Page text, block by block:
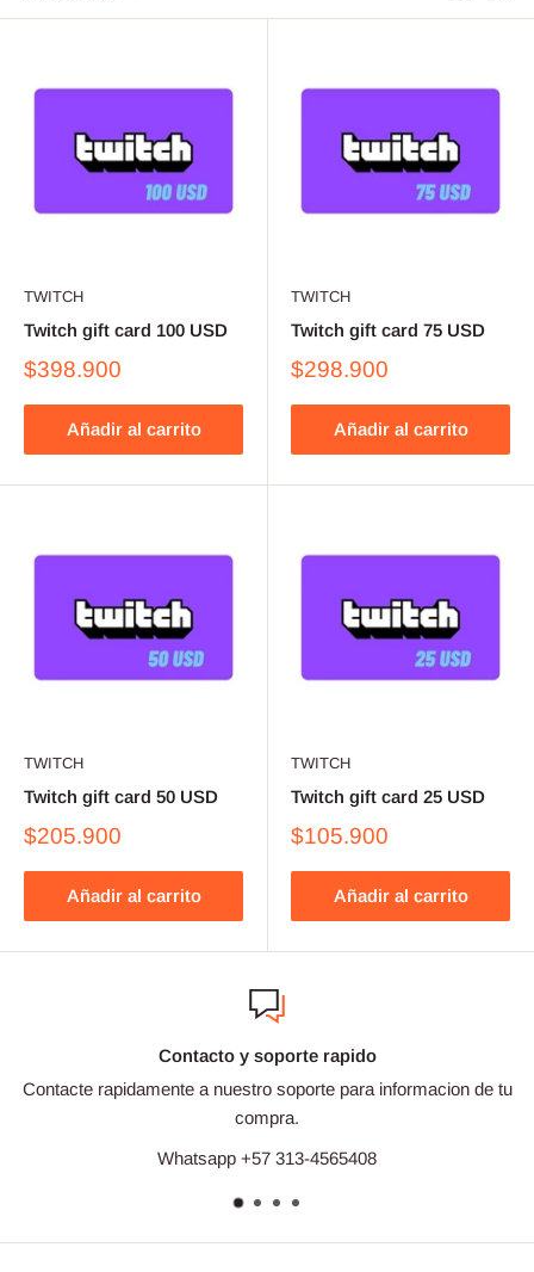
TWITCH
Twitch gift card 100 USD
$398.900
Añadir al carrito
TWITCH
Twitch gift card 75 USD
$298.900
Añadir al carrito
TWITCH
Twitch gift card 50 USD
$205.900
Añadir al carrito
TWITCH
Twitch gift card 25 USD
$105.900
Añadir al carrito
Contacto y soporte rapido
Contacte rapidamente a nuestro soporte para informacion de tu
compra.
Whatsapp +57 313-4565408